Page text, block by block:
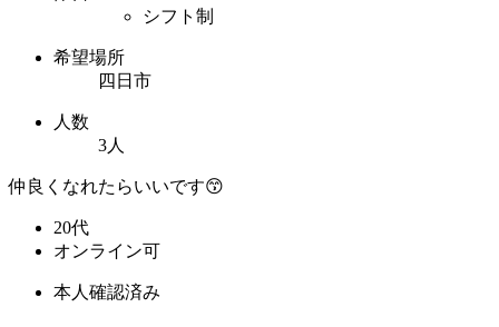
シフト制
希望場所
四日市
人数
3人
仲良くなれたらいいです😙
20代
オンライン可
本人確認済み